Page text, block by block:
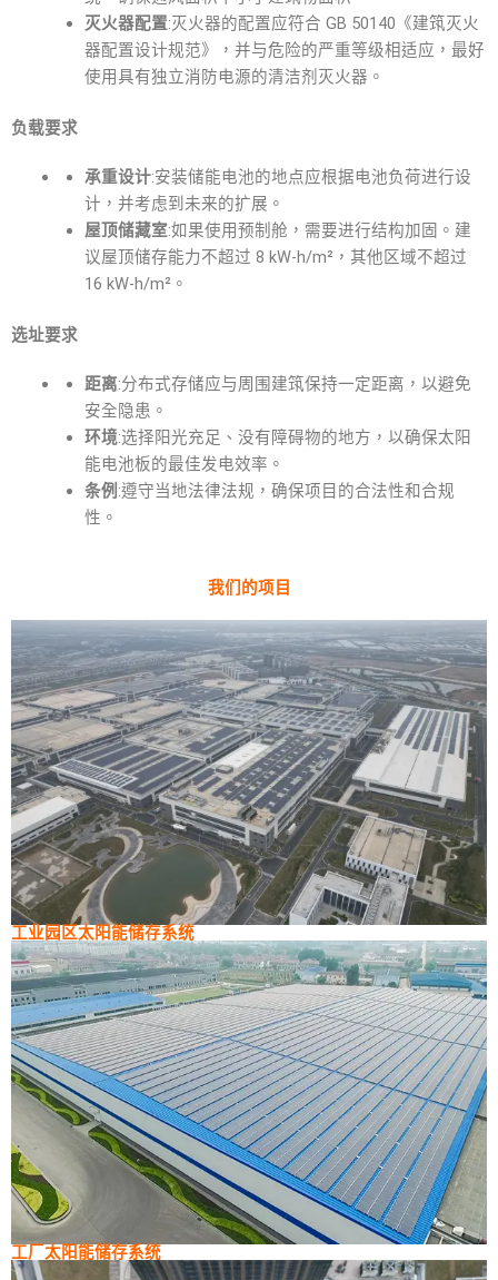
灭火器配置:灭火器的配置应符合 GB 50140《建筑灭火
器配置设计规范》，并与危险的严重等级相适应，最好
使用具有独立消防电源的清洁剂灭火器。
负载要求
承重设计:安装储能电池的地点应根据电池负荷进行设
计，并考虑到未来的扩展。
屋顶储藏室:如果使用预制舱，需要进行结构加固。建
议屋顶储存能力不超过 8 kW-h/m²，其他区域不超过
16 kW-h/m²。
选址要求
距离:分布式存储应与周围建筑保持一定距离，以避免
安全隐患。
环境:选择阳光充足、没有障碍物的地方，以确保太阳
能电池板的最佳发电效率。
条例 :遵守当地法律法规，确保项目的合法性和合规
性。
我们的项目
工业园区太阳能储存系统
工厂太阳能储存系统